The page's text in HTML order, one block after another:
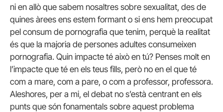
ni en allò que sabem nosaltres sobre sexualitat, des de
quines àrees ens estem formant o si ens hem preocupat
pel consum de pornografia que tenim, perquè la realitat
és que la majoria de persones adultes consumeixen
pornografia. Quin impacte té això en tú? Penses molt en
l’impacte que té en els teus fills, però no en el que té
com a mare, com a pare, o com a professor, professora.
Aleshores, per a mi, el debat no s’està centrant en els
punts que són fonamentals sobre aquest problema